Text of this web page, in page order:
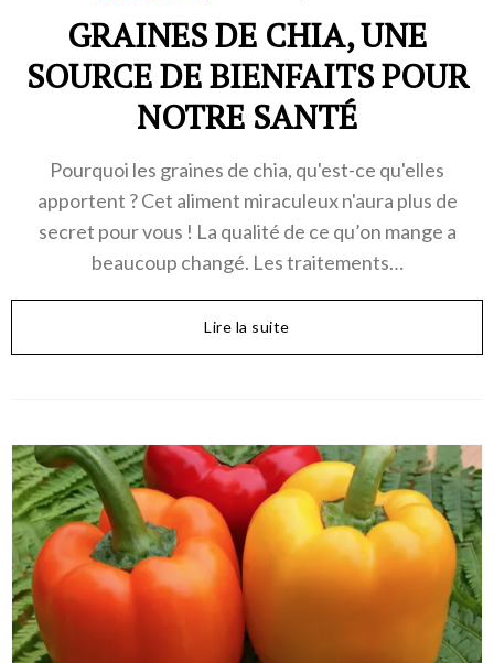
GRAINES DE CHIA, UNE
SOURCE DE BIENFAITS POUR
NOTRE SANTÉ
Pourquoi les graines de chia, qu'est-ce qu'elles
apportent ? Cet aliment miraculeux n'aura plus de
secret pour vous ! La qualité de ce qu’on mange a
beaucoup changé. Les traitements…
Lire la suite